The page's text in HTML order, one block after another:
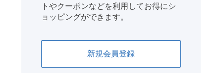
トやクーポンなどを利用してお得にシ
ョッピングができます。
新規会員登録